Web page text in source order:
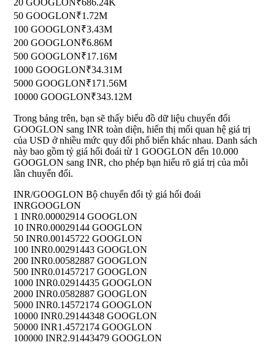
20 GOOGLON₹686.24K
50 GOOGLON₹1.72M
100 GOOGLON₹3.43M
200 GOOGLON₹6.86M
500 GOOGLON₹17.16M
1000 GOOGLON₹34.31M
5000 GOOGLON₹171.56M
10000 GOOGLON₹343.12M
Trong bảng trên, bạn sẽ thấy biểu đồ dữ liệu chuyển đổi
GOOGLON sang INR toàn diện, hiển thị mối quan hệ giá trị
của USD ở nhiều mức quy đổi phổ biến khác nhau. Danh sách
này bao gồm tỷ giá hối đoái từ 1 GOOGLON đến 10.000
GOOGLON sang INR, cho phép bạn hiểu rõ giá trị của mỗi
lần chuyển đổi.
INR/GOOGLON Bộ chuyển đổi tỷ giá hối đoái
INRGOOGLON
1 INR0.00002914 GOOGLON
10 INR0.00029144 GOOGLON
50 INR0.00145722 GOOGLON
100 INR0.00291443 GOOGLON
200 INR0.00582887 GOOGLON
500 INR0.01457217 GOOGLON
1000 INR0.02914435 GOOGLON
2000 INR0.0582887 GOOGLON
5000 INR0.14572174 GOOGLON
10000 INR0.29144348 GOOGLON
50000 INR1.4572174 GOOGLON
100000 INR2.91443479 GOOGLON